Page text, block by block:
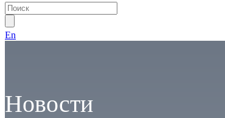
En
Новости